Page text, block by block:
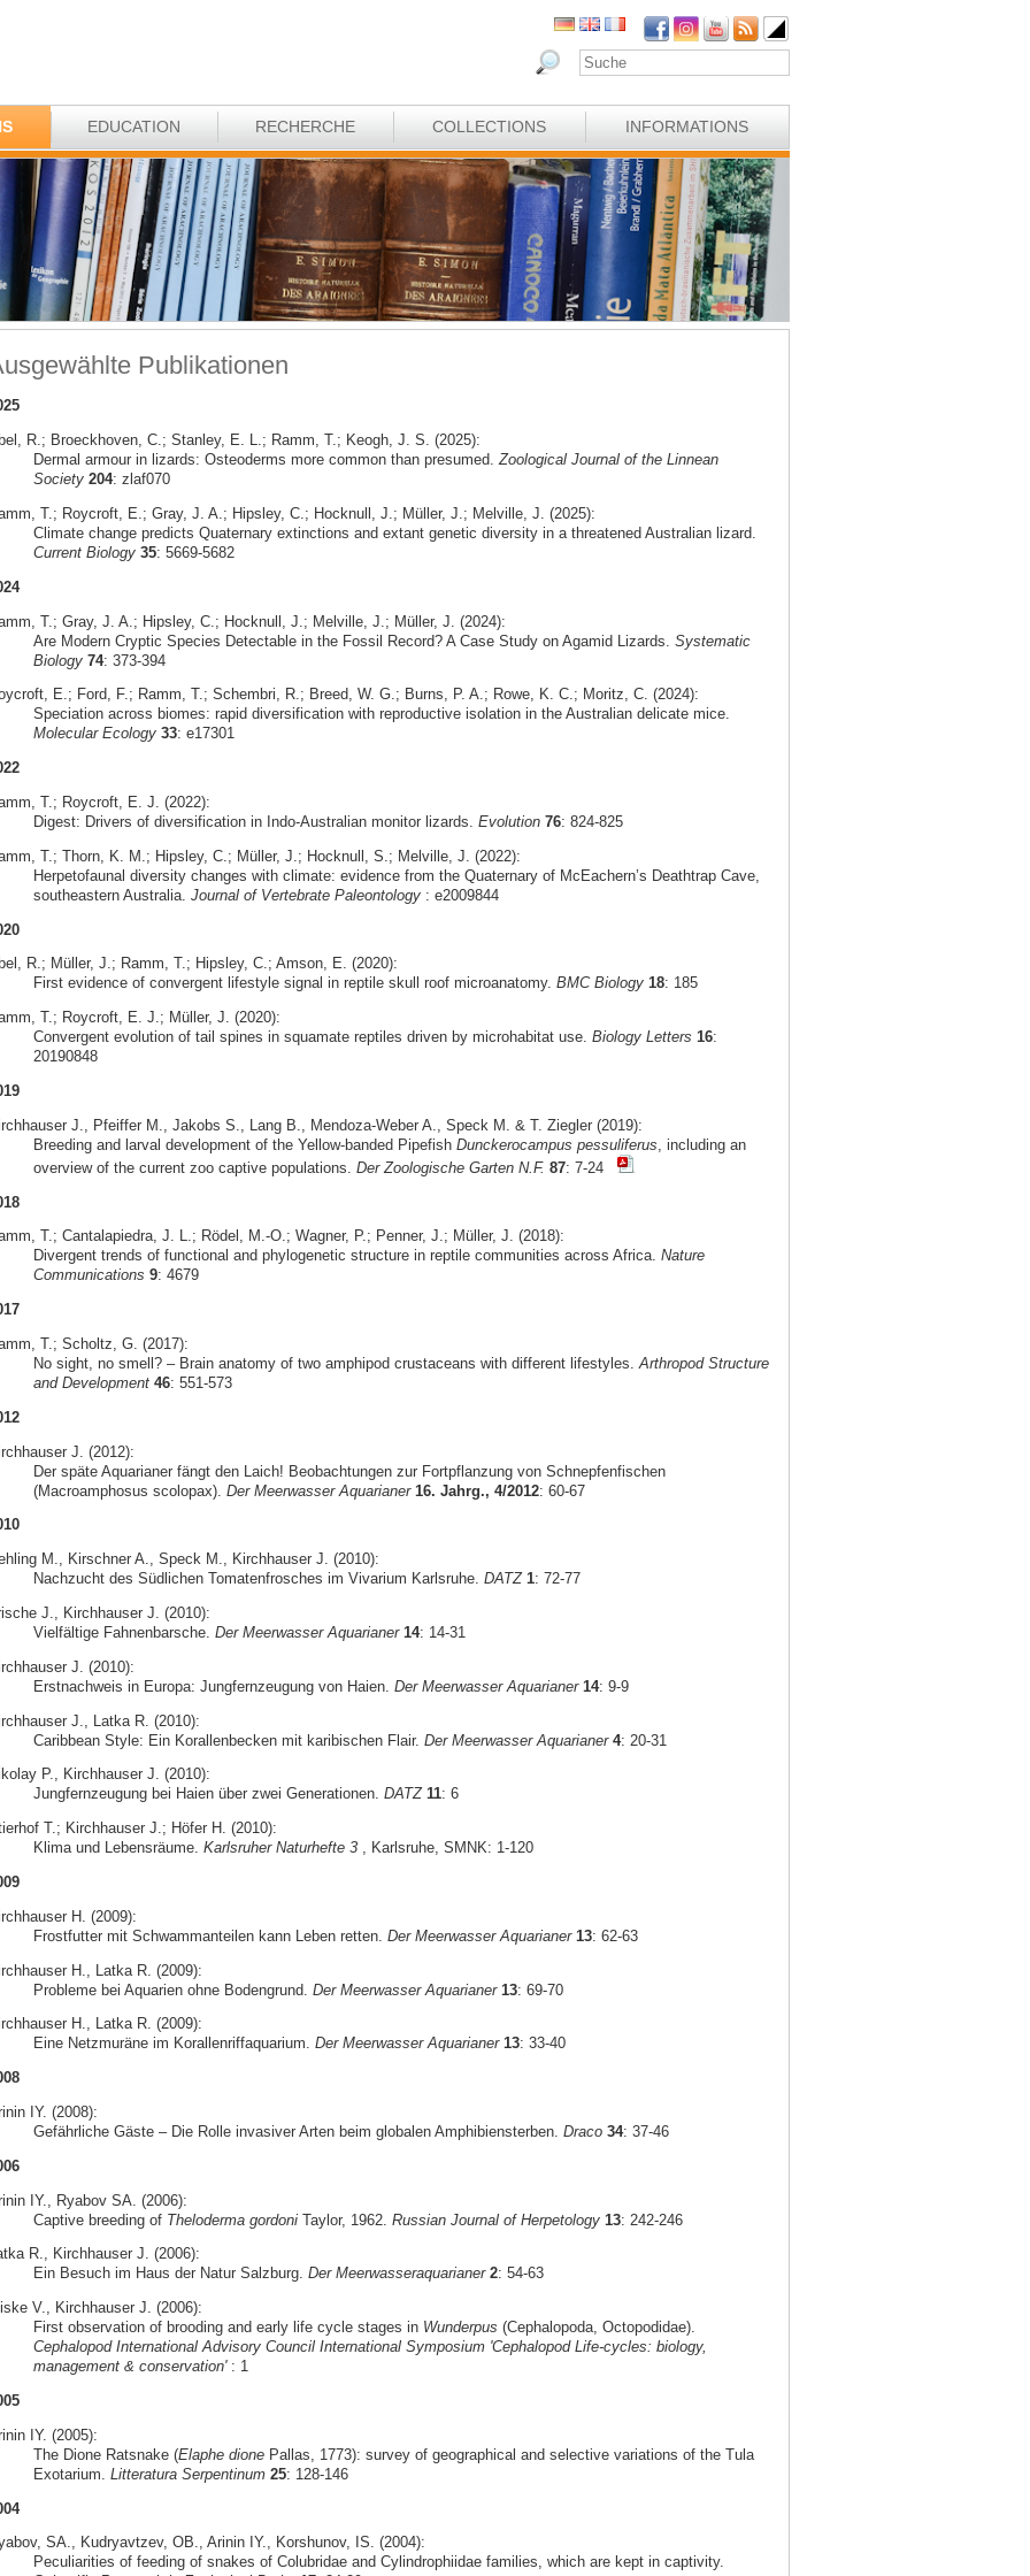
EDUCATION RECHERCHE COLLECTIONS INFORMATIONS
Publikationen
R.; Broeckhoven, C.; Stanley, E. L.; Ramm, T.; Keogh, J. S. (2025):
Dermal armour in lizards: Osteoderms more common than presumed.Zoological Journal of the Linnean
Society 204: zlaf070
T.; Roycroft, E.; Gray, J. A.; Hipsley, C.; Hocknull, J.; Müller, J.; Melville, J. (2025):
Climate change predicts Quaternary extinctions and extant genetic diversity in a threatened Australian lizard.
Current Biology 35: 5669-5682
T.; Gray, J. A.; Hipsley, C.; Hocknull, J.; Melville, J.; Müller, J. (2024):
Are Modern Cryptic Species Detectable in the Fossil Record? A Case Study on Agamid Lizards. Systematic
Biology 74: 373-394
E.; Ford, F.; Ramm, T.; Schembri, R.; Breed, W. G.; Burns, P. A.; Rowe, K. C.; Moritz, C. (2024):
Speciation across biomes: rapid diversification with reproductive isolation in the Australian delicate mice.
Molecular Ecology 33: e17301
T.; Roycroft, E. J. (2022):
Digest: Drivers of diversification in Indo-Australian monitor lizards. Evolution 76: 824-825
T.; Thorn, K. M.; Hipsley, C.; Müller, J.; Hocknull, S.; Melville, J. (2022):
Herpetofaunal diversity changes with climate: evidence from the Quaternary of McEachern’s Deathtrap Cave,
southeastern Australia. Journal of Vertebrate Paleontology: e2009844
R.; Müller, J.; Ramm, T.; Hipsley, C.; Amson, E. (2020):
First evidence of convergent lifestyle signal in reptile skull roof microanatomy. BMC Biology 18: 185
T.; Roycroft, E. J.; Müller, J. (2020):
Convergent evolution of tail spines in squamate reptiles driven by microhabitat use. Biology Letters 16:
20190848
J., Pfeiffer M., Jakobs S., Lang B., Mendoza-Weber A., Speck M. & T. Ziegler (2019):
Breeding and larval development of the Yellow-banded Pipefish Dunckerocampus pessuliferus , including an
overview of the current zoo captive populations. Der Zoologische Garten N.F. 87: 7-24
T.; Cantalapiedra, J. L.; Rödel, M.-O.; Wagner, P.; Penner, J.; Müller, J. (2018):
Divergent trends of functional and phylogenetic structure in reptile communities across Africa. Nature
Communications 9: 4679
T.; Scholtz, G. (2017):
No sight, no smell? – Brain anatomy of two amphipod crustaceans with different lifestyles.Arthropod Structure
and Development 46: 551-573
J. (2012):
Der späte Aquarianer fängt den Laich! Beobachtungen zur Fortpflanzung von Schnepfenfischen
(Macroamphosus scolopax). Der Meerwasser Aquarianer 16. Jahrg., 4/2012: 60-67
M., Kirschner A., Speck M., Kirchhauser J. (2010):
Nachzucht des Südlichen Tomatenfrosches im Vivarium Karlsruhe. DATZ 1: 72-77
J., Kirchhauser J. (2010):
Vielfältige Fahnenbarsche. Der Meerwasser Aquarianer 14: 14-31
J. (2010):
Erstnachweis in Europa: Jungfernzeugung von Haien. Der Meerwasser Aquarianer 14: 9-9
J., Latka R. (2010):
Caribbean Style: Ein Korallenbecken mit karibischen Flair. Der Meerwasser Aquarianer 4: 20-31
P., Kirchhauser J. (2010):
Jungfernzeugung bei Haien über zwei Generationen. DATZ 11: 6
T.; Kirchhauser J.; Höfer H. (2010):
Klima und Lebensräume. Karlsruher Naturhefte 3, Karlsruhe, SMNK: 1-120
H. (2009):
Frostfutter mit Schwammanteilen kann Leben retten. Der Meerwasser Aquarianer 13: 62-63
H., Latka R. (2009):
Probleme bei Aquarien ohne Bodengrund. Der Meerwasser Aquarianer 13: 69-70
H., Latka R. (2009):
Eine Netzmuräne im Korallenriffaquarium. Der Meerwasser Aquarianer 13: 33-40
IY. (2008):
Gefährliche Gäste – Die Rolle invasiver Arten beim globalen Amphibiensterben. Draco 34: 37-46
IY., Ryabov SA. (2006):
Captive breeding of Theloderma gordoniTaylor, 1962. Russian Journal of Herpetology 13: 242-246
R., Kirchhauser J. (2006):
Ein Besuch im Haus der Natur Salzburg. Der Meerwasseraquarianer 2: 54-63
V., Kirchhauser J. (2006):
First observation of brooding and early life cycle stages in Wunderpus (Cephalopoda, Octopodidae).
Cephalopod International Advisory Council International Symposium 'Cephalopod Life-cycles: biology,
management & conservation': 1
IY. (2005):
The Dione Ratsnake (Elaphe dionePallas, 1773): survey of geographical and selective variations of the Tula
Exotarium. Litteratura Serpentinum 25: 128-146
SA., Kudryavtzev, OB., Arinin IY., Korshunov, IS. (2004):
Peculiarities of feeding of snakes of Colubridae and Cylindrophiidae families, which are kept in captivity.